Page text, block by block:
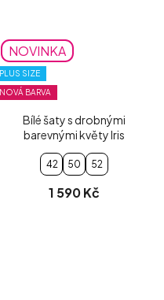
NOVINKA
PLUS SIZE
NOVÁ BARVA
Bílé šaty s drobnými
barevnými květy Iris
42 50 52
1 590 Kč